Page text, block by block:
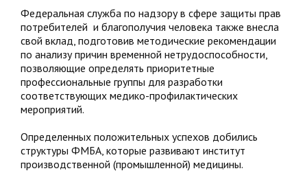
Федеральная служба по надзору в сфере защиты прав
потребителей и благополучия человека также внесла
свой вклад, подготовив методические рекомендации
по анализу причин временной нетрудоспособности,
позволяющие определять приоритетные
профессиональные группы для разработки
соответствующих медико-профилактических
мероприятий.
Определенных положительных успехов добились
структуры ФМБА, которые развивают институт
производственной (промышленной) медицины.